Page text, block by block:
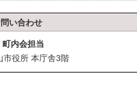
い合わせ
内会担当
役所 本庁舎3階